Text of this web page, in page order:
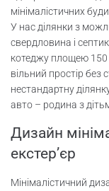
мінімалістичних
У нас ділянки з
свердловина і
котеджу площею 150
вільний простір без
нестандартну
авто – родина з
Дизайн
екстер’єр
Мінімалістичний